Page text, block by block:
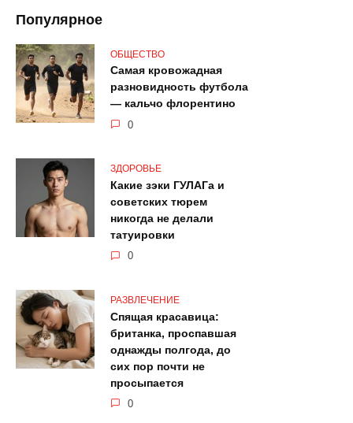
Популярное
ОБЩЕСТВО
Самая кровожадная
разновидность футбола
— кальчо флорентино
0
ЗДОРОВЬЕ
Какие зэки ГУЛАГа и
советских тюрем
никогда не делали
татуировки
0
РАЗВЛЕЧЕНИЕ
Спящая красавица:
британка, проспавшая
однажды полгода, до
сих пор почти не
просыпается
0